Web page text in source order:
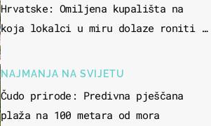
Hrvatske: Omiljena kupališta na
koja lokalci u miru dolaze roniti i
NAJMANJA NA SVIJETU
Čudo prirode: Predivna pješčana
plaža na 100 metara od mora